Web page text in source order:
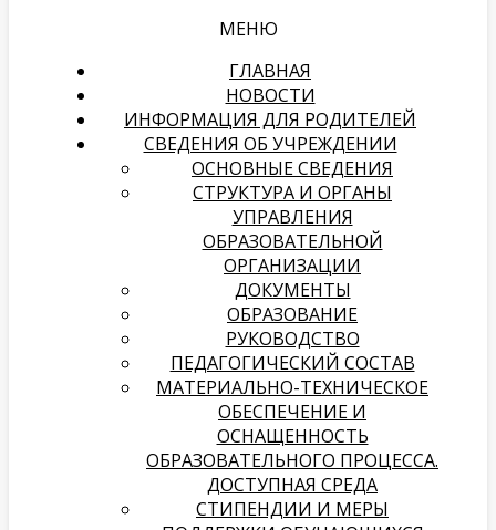
МЕНЮ
ГЛАВНАЯ
НОВОСТИ
ИНФОРМАЦИЯ ДЛЯ РОДИТЕЛЕЙ
СВЕДЕНИЯ ОБ УЧРЕЖДЕНИИ
ОСНОВНЫЕ СВЕДЕНИЯ
СТРУКТУРА И ОРГАНЫ
УПРАВЛЕНИЯ
ОБРАЗОВАТЕЛЬНОЙ
ОРГАНИЗАЦИИ
ДОКУМЕНТЫ
ОБРАЗОВАНИЕ
РУКОВОДСТВО
ПЕДАГОГИЧЕСКИЙ СОСТАВ
МАТЕРИАЛЬНО-ТЕХНИЧЕСКОЕ
ОБЕСПЕЧЕНИЕ И
ОСНАЩЕННОСТЬ
ОБРАЗОВАТЕЛЬНОГО ПРОЦЕССА.
ДОСТУПНАЯ СРЕДА
СТИПЕНДИИ И МЕРЫ